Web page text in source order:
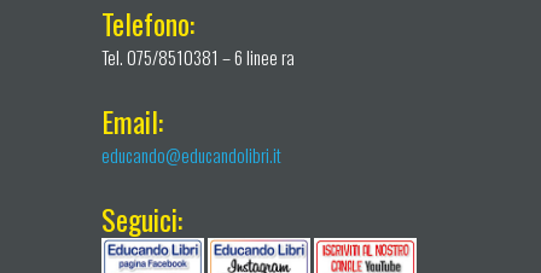
Telefono:
Tel. 075/8510381 – 6 linee ra
Email:
educando@educandolibri.it
Seguici: